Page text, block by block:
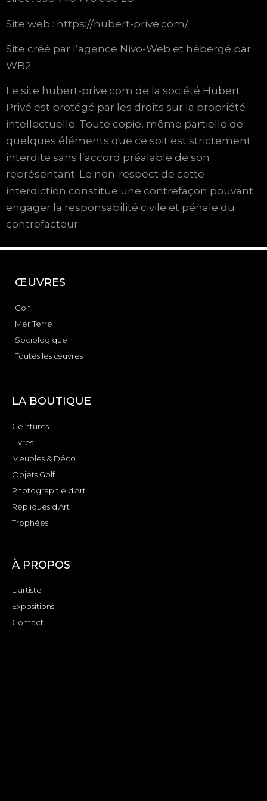
Site web : https://hubert-prive.com/
Site créé par l’agence Nivo-Web et hébergé par
WB2.
Le site hubert-prive.com de la société Hubert
Privé est protégé par les droits sur la propriété
intellectuelle. Toute copie, même partielle de
quelques éléments que ce soit est strictement
interdite sans l’accord préalable de son
représentant. Le non-respect de cette
interdiction constitue une contrefaçon pouvant
engager la responsabilité civile et pénale du
contrefacteur.
ŒUVRES
Golf
Mer Terre
Sociologique
Toutes les œuvres
LA BOUTIQUE
Ceintures
Livres
Meubles & Déco
Objets Golf
Photographie d'Art
Répliques d'Art
Trophées
À PROPOS
L'artiste
Expositions
Contact